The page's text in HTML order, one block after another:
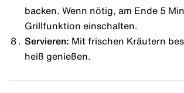
backen. Wenn nötig, am Ende 5
Grillfunktion einschalten.
Servieren: Mit frischen Kräutern
heiß genießen.